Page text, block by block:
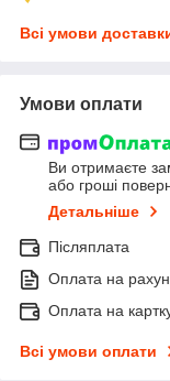
Всі умови
Умови оплати
Ви отримаєте
або гроші
Детальніше
Післяплата
Оплата на
Оплата на
Всі умови оплати